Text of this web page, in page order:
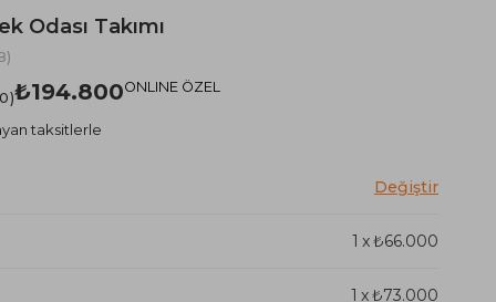
Odası Takımı
₺194.800
taksitlerle
ONLINE ÖZEL
1 x₺66.000
1 x₺73.000